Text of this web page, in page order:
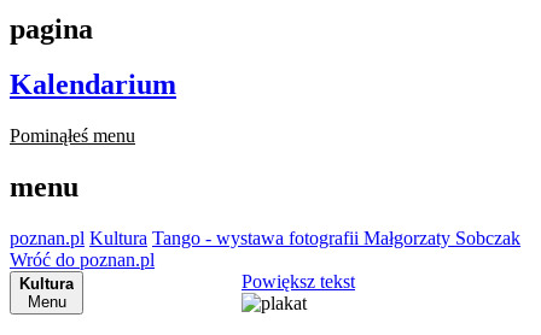
pagina
Kalendarium
Pominąłeś menu
menu
poznan.pl Kultura Tango - wystawa fotografii Małgorzaty Sobczak
Wróć do poznan.pl
Kultura
Menu
Powiększ tekst